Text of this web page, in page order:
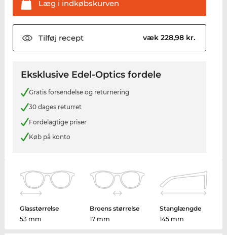
Læg i indkøbskurven
Tilføj recept væk 228,98 kr.
Eksklusive Edel-Optics fordele
Gratis forsendelse og returnering
30 dages returret
Fordelagtige priser
Køb på konto
Glasstørrelse
53 mm
Broens størrelse
17 mm
Stanglængde
145 mm